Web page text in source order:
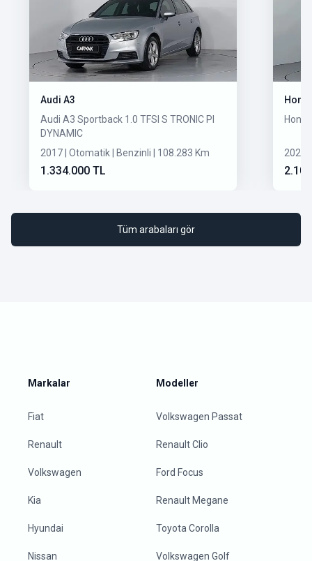
Audi A3
Audi A3 Sportback 1.0 TFSI S TRONIC PI
DYNAMIC
2017 | Otomatik | Benzinli | 108.283 Km
1.334.000 TL
2020
Tüm arabaları gör
Markalar
Fiat
Renault
Volkswagen
Kia
Hyundai
Nissan
Modeller
Volkswagen Passat
Renault Clio
Ford Focus
Renault Megane
Toyota Corolla
Volkswagen Golf